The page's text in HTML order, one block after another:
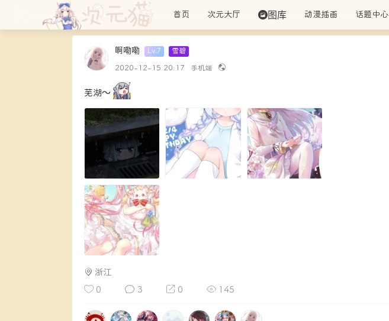
首页 次元大厅 图库 动漫插画 话题中心
啊嘞嘞 Lv.7 雪碧
2020-12-15 20:17 手机端
芜湖～
浙江
0 3 0 145